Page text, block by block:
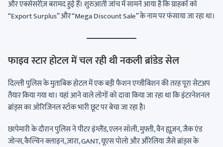
और एक्सेसरीज़ बरामद हुई हैं। शुरुआती जांच में सामने आया है कि ग्राहकों को
“Export Surplus” और “Mega Discount Sale” के नाम पर फंसाया जा रहा था।
फाइव स्टार होटल में चल रही थी नकली ब्रांडेड सेल
दिल्ली पुलिस के मुताबिक होटल में एक बड़ी फैशन एग्जीबिशन की तरह पूरा सेटअप
तैयार किया गया था। यहां आने वाले लोगों को दावा किया जा रहा था कि इंटरनेशनल
ब्रांड्स का ओरिजिनल स्टॉक भारी छूट पर बेचा जा रहा है।
छापेमारी के दौरान पुलिस ने पीटर इंग्लैंड, एलन सॉली, मुफ़्ती, वैन ह्यूज़न, जैक एंड
जोन्स, कैल्विन क्लाइन, ज़ारा, GANT, यूएस पोलो और औरेलिया जैसे ब्रांड्स के